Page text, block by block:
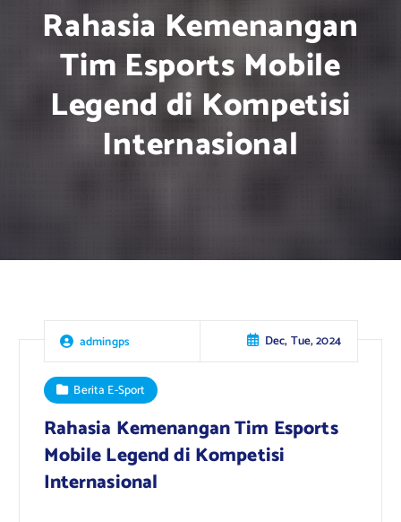
Rahasia Kemenangan
Tim Esports Mobile
Legend di Kompetisi
Internasional
admingps Dec, Tue, 2024
Berita E-Sport
Rahasia Kemenangan Tim Esports
Mobile Legend di Kompetisi
Internasional